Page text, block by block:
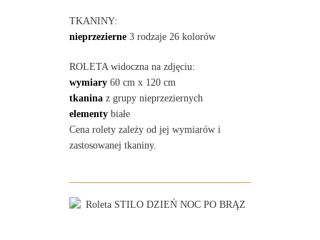
TKANINY:
nieprzezierne3 rodzaje 26 kolorów
ROLETA widoczna na zdjęciu:
wymiary60 cm x 120 cm
tkaninaz grupy nieprzeziernych
elementybiałe
Cena rolety zależy od jej wymiarów i
zastosowanej tkaniny.